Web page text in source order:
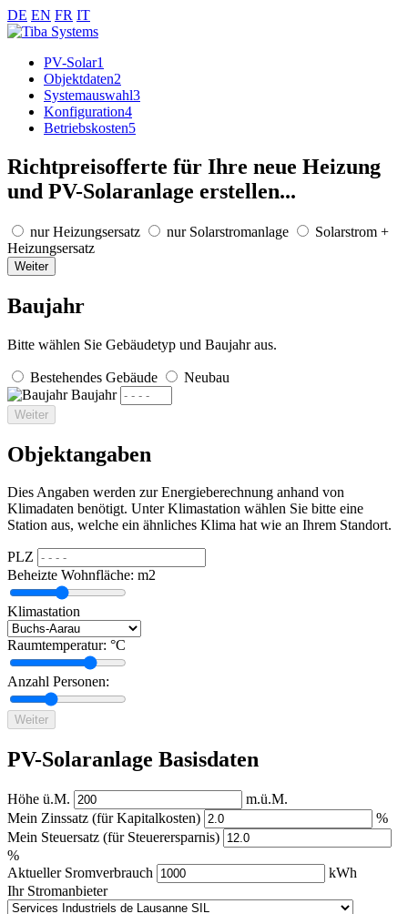
DE EN FR IT
PV-Solar1
Objektdaten2
Systemauswahl3
Konfiguration4
Betriebskosten5
Richtpreisofferte für Ihre neue Heizung
und PV-Solaranlage erstellen...
nur Heizungsersatz nur Solarstromanlage
Solarstrom +
Heizungsersatz
Weiter
Baujahr
Bitte wählen Sie Gebäudetyp und Baujahr aus.
Bestehendes Gebäude
Neubau
Baujahr
Weiter
Objektangaben
Dies Angaben werden zur Energieberechnung anhand von
Klimadaten benötigt. Unter Klimastation wählen Sie bitte eine
Station aus, welche ein ähnliches Klima hat wie an Ihrem Standort.
PLZ
Beheizte Wohnfläche: m2
Klimastation
Raumtemperatur: °C
Anzahl Personen:
Weiter
PV-Solaranlage Basisdaten
Höhe ü.M.
m.ü.M.
Mein Zinssatz (für Kapitalkosten)
%
Mein Steuersatz (für Steuerersparnis)
%
Aktueller Sromverbrauch
kWh
Ihr Stromanbieter